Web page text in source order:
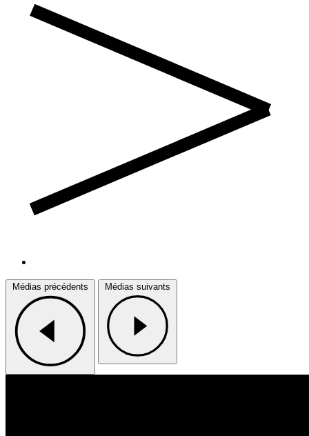
Médias précédents Médias suivants